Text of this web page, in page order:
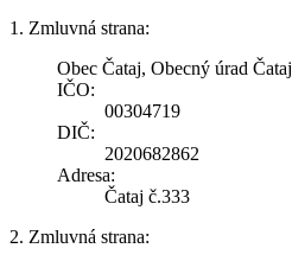
1. Zmluvná strana:
Obec Čataj, Obecný úrad Čataj
IČO:
00304719
DIČ:
2020682862
Adresa:
Čataj č.333
2. Zmluvná strana: